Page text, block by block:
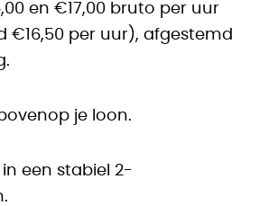
en €17,00 bruto per uur
€16,50 per uur), afgestemd
je loon.
een stabiel 2-